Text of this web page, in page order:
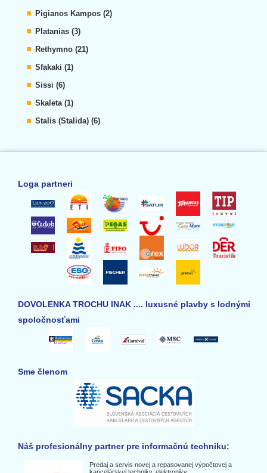
Pigianos Kampos (2)
Platanias (3)
Rethymno (21)
Sfakaki (1)
Sissi (6)
Skaleta (1)
Stalis (Stalida) (6)
Loga partneri
DOVOLENKA TROCHU INAK .... luxusné plavby s lodnými
spoločnosťami
Sme členom
Náš profesionálny partner pre informačnú techniku:
Predaj a servis novej a repasovanej výpočtovej a